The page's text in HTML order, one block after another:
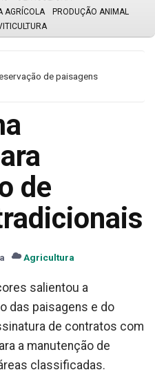
AGRÍCOLA
PRODUÇÃO ANIMAL
de paisagens
de
Agricultura
salientou a
das paisagens e do
de contratos com
a manutenção de
classificadas.